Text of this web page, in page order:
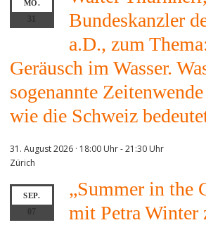
MO.
Bundeskanzler
a.D., zum
Geräusch im Wasser.
sogenannte
wie die Schweiz
31. August 2026 · 18:00 Uhr-21:30 Uhr
Zürich
SEP.
07
„Summer in the
mit Petra Winter